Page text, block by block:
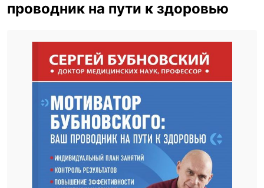
проводник на пути к здоровью